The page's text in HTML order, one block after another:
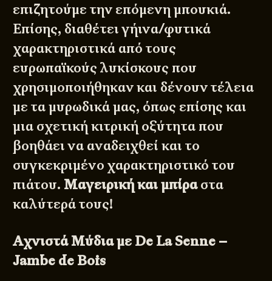
επιζητούμε την επόμενη μπουκιά.
Επίσης, διαθέτει γήινα/φυτικά
χαρακτηριστικά από τους
ευρωπαϊκούς λυκίσκους που
χρησιμοποιήθηκαν και δένουν τέλεια
με τα μυρωδικά μας, όπως επίσης και
μια σχετική κιτρική οξύτητα που
βοηθάει να αναδειχθεί και το
συγκεκριμένο χαρακτηριστικό του
πιάτου. Μαγειρική και μπίραστα
καλύτερά τους!
Αχνιστά Μύδια με De La Senne –
Jambe de Bois